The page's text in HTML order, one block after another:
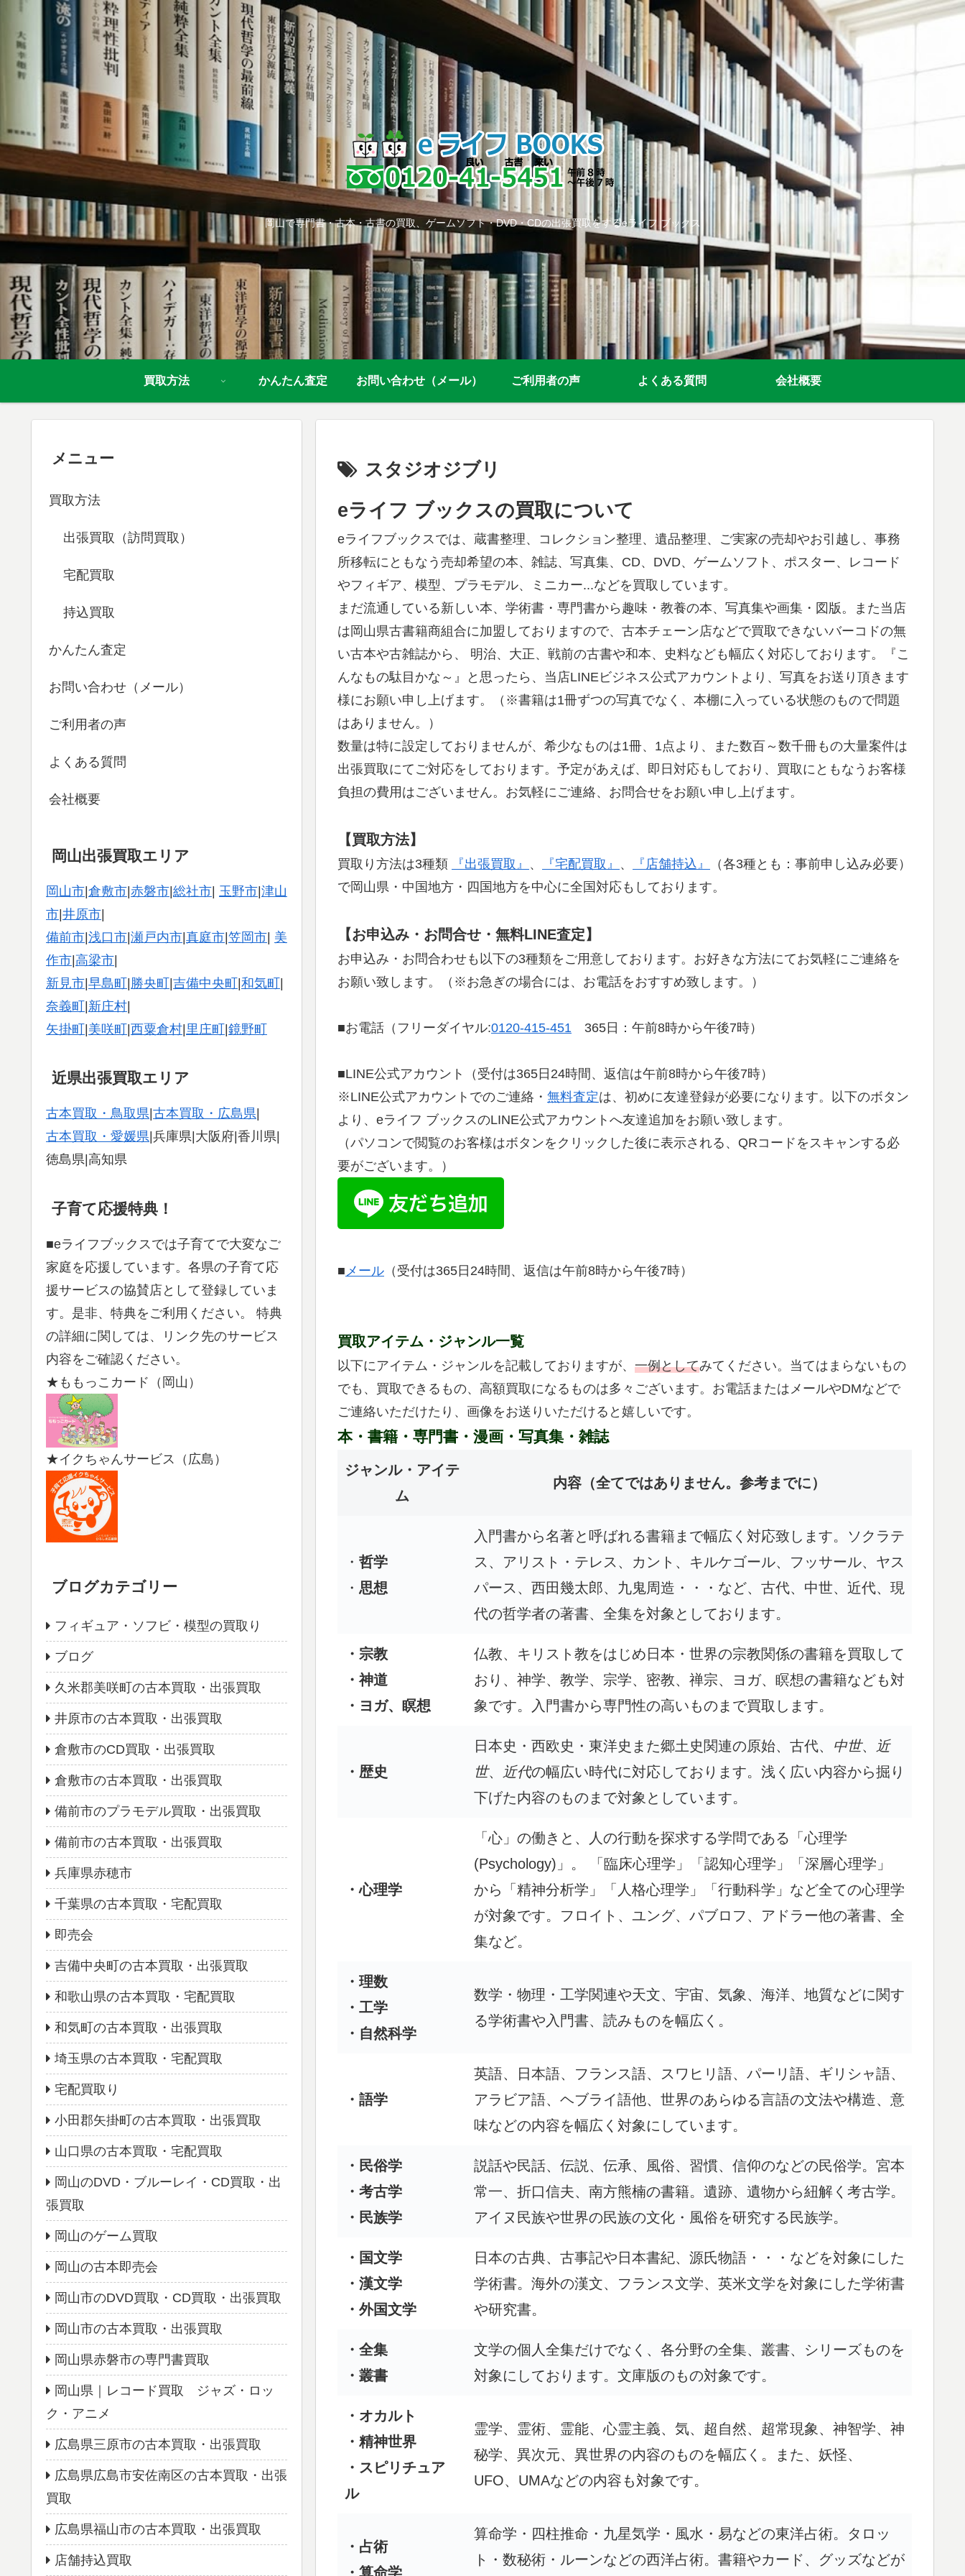
岡山で専門書・古本・古書の買取、ゲームソフト・DVD・CDの出張買取をするeライフ ブックス
買取方法 かんたん査定 お問い合わせ（メール） ご利用者の声 よくある質問 会社概要
スタジオジブリ
eライフ ブックスの買取について
eライフブックスでは、蔵書整理、コレクション整理、遺品整理、ご実家の売却やお引越し、事務
所移転にともなう売却希望の本、雑誌、写真集、CD、DVD、ゲームソフト、ポスター、レコード
やフィギア、模型、プラモデル、ミニカー...などを買取しています。
まだ流通している新しい本、学術書・専門書から趣味・教養の本、写真集や画集・図版。また当店
は岡山県古書籍商組合に加盟しておりますので、古本チェーン店などで買取できないバーコドの無
い古本や古雑誌から、 明治、大正、戦前の古書や和本、史料なども幅広く対応しております。『こ
んなもの駄目かな～』と思ったら、当店LINEビジネス公式アカウントより、写真をお送り頂きます
様にお願い申し上げます。（※書籍は1冊ずつの写真でなく、本棚に入っている状態のもので問題
はありません。）
数量は特に設定しておりませんが、希少なものは1冊、1点より、また数百～数千冊もの大量案件は
出張買取にてご対応をしております。予定があえば、即日対応もしており、買取にともなうお客様
負担の費用はございません。お気軽にご連絡、お問合せをお願い申し上げます。
【買取方法】
買取り方法は3種類 『出張買取』 、 『宅配買取』 、 『店舗持込』
（各3種とも：事前申し込み必要）
で岡山県・中国地方・四国地方を中心に全国対応もしております。
【お申込み・お問合せ・無料LINE査定】
お申込み・お問合わせも以下の3種類をご用意しております。お好きな方法にてお気軽にご連絡を
お願い致します。（※お急ぎの場合には、お電話をおすすめ致します。）
■お電話（フリーダイヤル:0120-415-451 365日：午前8時から午後7時）
■LINE公式アカウント（受付は365日24時間、返信は午前8時から午後7時）
※LINE公式アカウントでのご連絡・ 無料査定は、初めに友達登録が必要になります。以下のボタン
より、eライフ ブックスのLINE公式アカウントへ友達追加をお願い致します。
（パソコンで閲覧のお客様はボタンをクリックした後に表示される、QRコードをスキャンする必
要がございます。）
■メール （受付は365日24時間、返信は午前8時から午後7時）
買取アイテム・ジャンル一覧
以下にアイテム・ジャンルを記載しておりますが、 一例としてみてください。当てはまらないもの
でも、買取できるもの、高額買取になるものは多々ございます。お電話またはメールやDMなどで
ご連絡いただけたり、画像をお送りいただけると嬉しいです。
本・書籍・専門書・漫画・写真集・雑誌
ジャンル・アイテ
ム
内容 （全てではありません。参考までに）
・ 哲学
・ 思想
入門書から名著と呼ばれる書籍まで幅広く対応致します。ソクラテ
ス、アリスト・テレス、カント、キルケゴール、フッサール、ヤス
パース、西田幾太郎、九鬼周造・・・など、古代、中世、近代、現
代の哲学者の著書、全集を対象としております。
・宗教
・神道
・ヨガ、瞑想
仏教、キリスト教をはじめ日本・世界の宗教関係の書籍を買取して
おり、神学、教学、宗学、密教、禅宗、ヨガ、瞑想の書籍なども対
象です。入門書から専門性の高いものまで買取します。
・歴史
日本史・西欧史・東洋史また郷土史関連の原始、古代、 中世、
近
世、 近代の幅広い時代に対応しております。浅く広い内容から掘り
下げた内容のものまで対象としています。
・心理学
「心」の働きと、人の行動を探求する学問である「心理学
(Psychology)」。 「臨床心理学」「認知心理学」「深層心理学」
から「精神分析学」「人格心理学」「行動科学」など全ての心理学
が対象です。フロイト、ユング、パブロフ、アドラー他の著書、全
集など。
・理数
・工学
・自然科学
数学・物理・工学関連や天文、宇宙、気象、海洋、地質などに関す
る学術書や入門書、読みものを幅広く。
・語学
英語、日本語、フランス語、スワヒリ語、パーリ語、ギリシャ語、
アラビア語、ヘブライ語他、世界のあらゆる言語の文法や構造、意
味などの内容を幅広く対象にしています。
・民俗学
・考古学
・民族学
説話や民話、伝説、伝承、風俗、習慣、信仰のなどの民俗学。宮本
常一、折口信夫、南方熊楠の書籍。遺跡、遺物から紐解く考古学。
アイヌ民族や世界の民族の文化・風俗を研究する民族学。
・国文学
・漢文学
・外国文学
日本の古典、古事記や日本書紀、源氏物語・・・などを対象にした
学術書。海外の漢文、フランス文学、英米文学を対象にした学術書
や研究書。
・全集
・叢書
文学の個人全集だけでなく、各分野の全集、叢書、シリーズものを
対象にしております。文庫版のもの対象です。
・オカルト
・精神世界
・スピリチュア
ル
霊学、霊術、霊能、心霊主義、気、超自然、超常現象、神智学、神
秘学、異次元、異世界の内容のものを幅広く。また、妖怪、
UFO、UMAなどの内容も対象です。
・占術
・算命学
算命学・四柱推命・九星気学・風水・易などの東洋占術。タロッ
ト・数秘術・ルーンなどの西洋占術。書籍やカード、グッズなどが
メニュー
買取方法
出張買取（訪問買取）
宅配買取
持込買取
かんたん査定
お問い合わせ（メール）
ご利用者の声
よくある質問
会社概要
岡山出張買取エリア
岡山市|倉敷市|赤磐市|総社市| 玉野市|津山
市|井原市|
備前市|浅口市|瀬戸内市|真庭市|笠岡市| 美
作市|高梁市|
新見市|早島町| 勝央町|吉備中央町|和気町|
奈義町|新庄村|
矢掛町|美咲町|西粟倉村| 里庄町|鏡野町
近県出張買取エリア
古本買取・鳥取県 古本買取・広島県
古本買取・愛媛県 |兵庫県|大阪府|香川県|
徳島県|高知県
子育て応援特典！
■eライフブックスでは子育てで大変なご
家庭を応援しています。各県の子育て応
援サービスの協賛店として登録していま
す。是非、特典をご利用ください。 特典
の詳細に関しては、リンク先のサービス
内容をご確認ください。
★ももっこカード（岡山）
★イクちゃんサービス（広島）
ブログカテゴリー
フィギュア・ソフビ・模型の買取り
ブログ
久米郡美咲町の古本買取・出張買取
井原市の古本買取・出張買取
倉敷市のCD買取・出張買取
倉敷市の古本買取・出張買取
備前市のプラモデル買取・出張買取
備前市の古本買取・出張買取
兵庫県赤穂市
千葉県の古本買取・宅配買取
即売会
吉備中央町の古本買取・出張買取
和歌山県の古本買取・宅配買取
和気町の古本買取・出張買取
埼玉県の古本買取・宅配買取
宅配買取り
小田郡矢掛町の古本買取・出張買取
山口県の古本買取・宅配買取
岡山のDVD・ブルーレイ・CD買取・出
張買取
岡山のゲーム買取
岡山の古本即売会
岡山市のDVD買取・CD買取・出張買取
岡山市の古本買取・出張買取
岡山県赤磐市の専門書買取
岡山県｜レコード買取 ジャズ・ロッ
ク・アニメ
広島県三原市の古本買取・出張買取
広島県広島市安佐南区の古本買取・出張
買取
広島県福山市の古本買取・出張買取
店舗持込買取